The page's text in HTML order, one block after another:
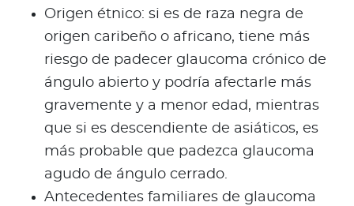
Origen étnico: si es de raza negra de
origen caribeño o africano, tiene más
riesgo de padecer glaucoma crónico de
ángulo abierto y podría afectarle más
gravemente y a menor edad, mientras
que si es descendiente de asiáticos, es
más probable que padezca glaucoma
agudo de ángulo cerrado.
Antecedentes familiares de glaucoma